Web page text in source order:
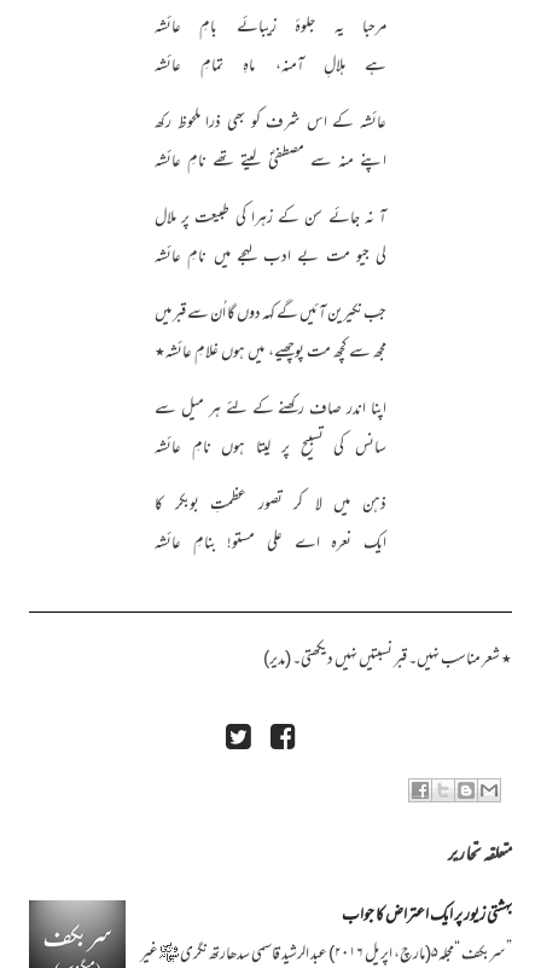
مرحبا یہ جلوۂ زیبائے بامِ عائشہ
ہے ہلالِ آمنہ، ماہِ تمامِ عائشہ
عائشہ کے اس شرف کو بھی ذرا ملحوظ رکھ
اپنے منہ سے مصطفیؐ لیتے تھے نامِ عائشہ
آ نہ جائے سن کے زہرا کی طبیعت پر ملال
لی جیو مت بے ادب لہجے میں نامِ عائشہ
جب نکیرین آئیں گے کہہ دوں گا اُن سے قبر میں
مجھ سے کچھ مت پوچھیے، میں ہوں غلامِ عائشہ٭
اپنا اندر صاف رکھنے کے لئے ہر میل سے
سانس کی تسبیح پر لیتا ہوں نامِ عائشہ
ذہن میں لا کر تصور عظمتِ بوبکر کا
ایک نعرہ اے علی مستو! بنامِ عائشہ
٭ شعر مناسب نہیں۔ قبر نسبتیں نہیں دیکھتی۔ (مدیر)
متعلقہ تحاریر
بہشتی زیور پر ایک اعتراض کا جواب
”سربکف “مجلہ۵(مارچ، اپریل ۲۰۱۶) عبد الرشید قاسمی سدھارتھ نگری ﷾ غیر